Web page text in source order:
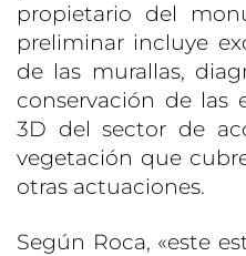
propietario del
preliminar incluye
de las murallas,
conservación de las
3D del sector de
vegetación que
otras actuaciones.
Según Roca, «este